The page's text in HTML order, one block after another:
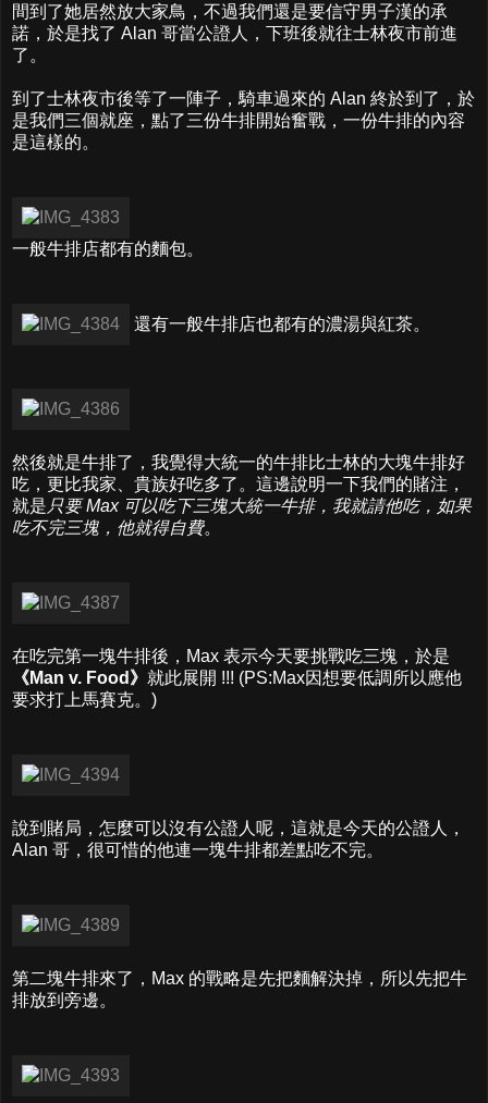
間到了她居然放大家鳥，不過我們還是要信守男子漢的承
諾，於是找了 Alan 哥當公證人，下班後就往士林夜市前進
了。
到了士林夜市後等了一陣子，騎車過來的 Alan 終於到了，於
是我們三個就座，點了三份牛排開始奮戰，一份牛排的內容
是這樣的。
一般牛排店都有的麵包。
還有一般牛排店也都有的濃湯與紅茶。
然後就是牛排了，我覺得大統一的牛排比士林的大塊牛排好
吃，更比我家、貴族好吃多了。這邊說明一下我們的賭注，
就是 只要 Max 可以吃下三塊大統一牛排，我就請他吃，如果
吃不完三塊，他就得自費。
在吃完第一塊牛排後，Max 表示今天要挑戰吃三塊，於是
《Man v. Food》 就此展開 !!! (PS:Max因想要低調所以應他
要求打上馬賽克。)
說到賭局，怎麼可以沒有公證人呢，這就是今天的公證人，
Alan 哥，很可惜的他連一塊牛排都差點吃不完。
第二塊牛排來了，Max 的戰略是先把麵解決掉，所以先把牛
排放到旁邊。